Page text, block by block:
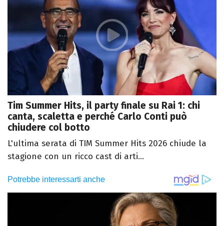
Tim Summer Hits, il party finale su Rai 1: chi
canta, scaletta e perché Carlo Conti può
chiudere col botto
L'ultima serata di TIM Summer Hits 2026 chiude la
stagione con un ricco cast di arti...